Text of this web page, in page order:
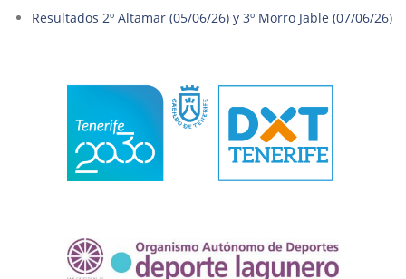
Resultados 2º Altamar (05/06/26) y 3º Morro Jable (07/06/26)